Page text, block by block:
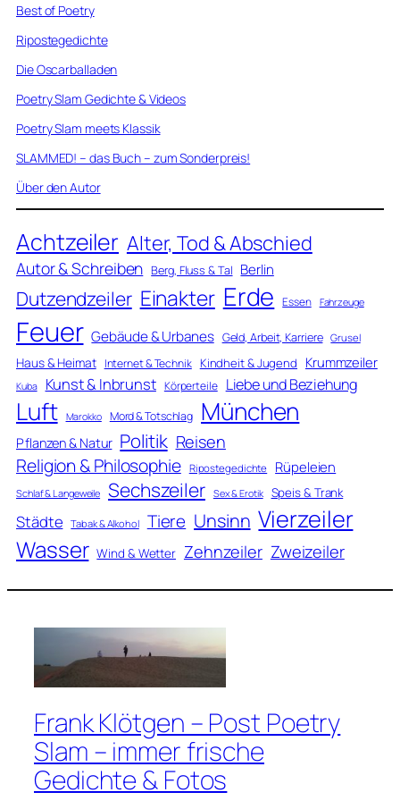
Best of Poetry
Ripostegedichte
Die Oscarballaden
Poetry Slam Gedichte & Videos
Poetry Slam meets Klassik
SLAMMED! – das Buch – zum Sonderpreis!
Über den Autor
Achtzeiler Alter, Tod & Abschied
Autor & Schreiben Berg, Fluss & Tal Berlin
Dutzendzeiler Einakter Erde Essen Fahrzeuge
Feuer Gebäude & Urbanes Geld, Arbeit, Karriere Grusel
Haus & Heimat Internet & Technik Kindheit & Jugend Krummzeiler
Kuba Kunst & Inbrunst Körperteile Liebe und Beziehung
Luft Marokko Mord & Totschlag München
Pflanzen & Natur Politik Reisen
Religion & Philosophie Ripostegedichte Rüpeleien
Schlaf & Langeweile Sechszeiler Sex & Erotik Speis & Trank
Städte Tabak & Alkohol Tiere Unsinn Vierzeiler
Wasser Wind & Wetter Zehnzeiler Zweizeiler
Frank Klötgen – Post Poetry
Slam – immer frische
Gedichte & Fotos